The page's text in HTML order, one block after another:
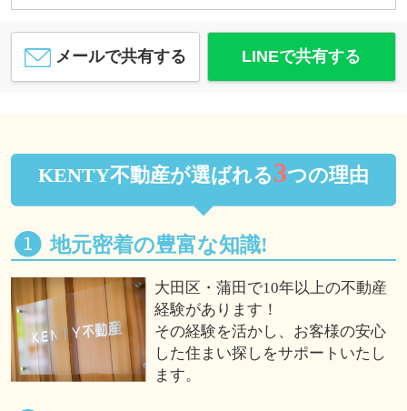
メールで共有する LINEで共有する
KENTY不動産が選ばれる3つの理由
地元密着の豊富な知識!
大田区・蒲田で10年以上の不動産
経験があります！
その経験を活かし、お客様の安心
した住まい探しをサポートいたし
ます。